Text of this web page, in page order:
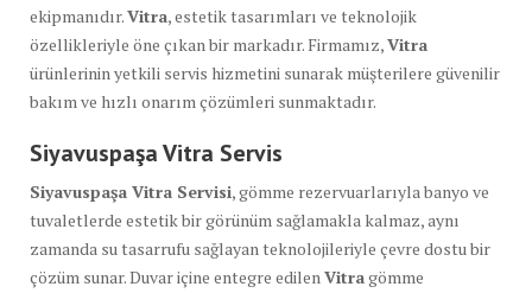
ekipmanıdır.Vitra, estetik tasarımları ve teknolojik
özellikleriyle öne çıkan bir markadır. Firmamız,Vitra
ürünlerinin yetkili servis hizmetini sunarak müşterilere güvenilir
bakım ve hızlı onarım çözümleri sunmaktadır.
Siyavuspaşa Vitra Servis
Siyavuspaşa Vitra Servisi, gömme rezervuarlarıyla banyo ve
tuvaletlerde estetik bir görünüm sağlamakla kalmaz, aynı
zamanda su tasarrufu sağlayan teknolojileriyle çevre dostu bir
çözüm sunar. Duvar içine entegre edilenVitragömme